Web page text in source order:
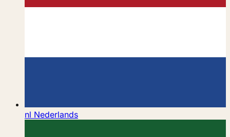
nl Nederlands